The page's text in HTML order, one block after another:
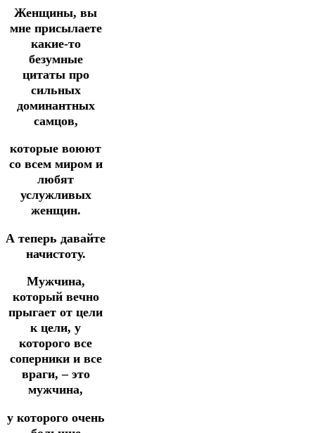
Женщины, вы
мне присылаете
какие-то
безумные
цитаты про
сильных
доминантных
самцов,
которые воюют
со всем миром и
любят
услужливых
женщин.
А теперь давайте
начистоту.
Мужчина,
который вечно
прыгает от цели
к цели, у
которого все
соперники и все
враги, – это
мужчина,
у которого очень